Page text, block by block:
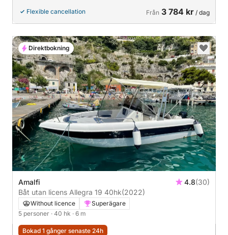
Flexible cancellation Från 3 784 kr / dag
Amalfi 4.8(30)
Båt utan licens Allegra 19 40hk(2022)
Without licence
Superägare
5 personer · 40 hk · 6 m
Bokad 1 gånger senaste 24h
Direktbokning